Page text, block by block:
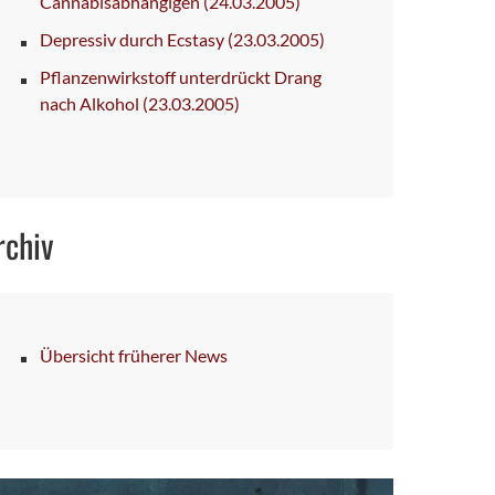
Depressiv durch Ecstasy (23.03.2005)
Pflanzenwirkstoff unterdrückt Drang
nach Alkohol (23.03.2005)
Übersicht früherer News